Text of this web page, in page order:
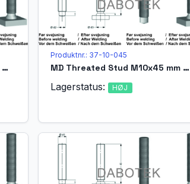
MD Threated Stud M10x40 mm Matr. A4-70 acc. EN ISO 13918 (MPF)
Produktnr.: 37-10-045
MD Threated Stud M10x45 mm Matr. A4-70 acc. EN ISO 13918 (MPF)
Lagerstatus: HØJ